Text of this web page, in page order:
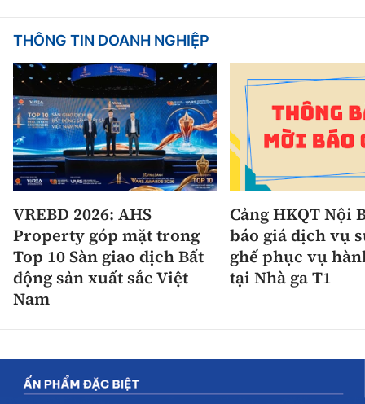
THÔNG TIN DOANH NGHIỆP
VREBD 2026: AHS
Property góp mặt trong
Top 10 Sàn giao dịch Bất
động sản xuất sắc Việt
Nam
Cảng HKQT Nội
báo giá dịch vụ
ghế phục vụ
tại Nhà ga T1